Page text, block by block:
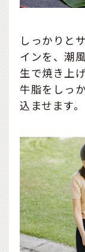
しっかりと
インを、潮
生で焼き上
牛脂をしっ
込ませます。